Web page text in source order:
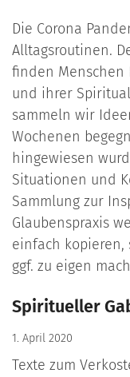
Die Corona
Alltagsroutinen.
finden Menschen
und ihrer
sammeln wir
Wochenen
hingewiesen
Situationen und
Sammlung zur
Glaubenspraxis
einfach
ggf. zu eigen
Spiritueller
1. April 2020
Texte zum